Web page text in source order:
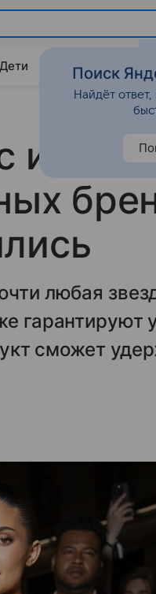
Дом Гороскопы
и
любая
гарантируют
сможет
Поиск
Найдёт